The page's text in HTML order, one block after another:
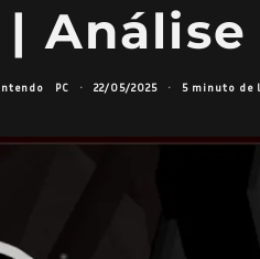
Análise
PC · 22/05/2025 · 5 minuto de